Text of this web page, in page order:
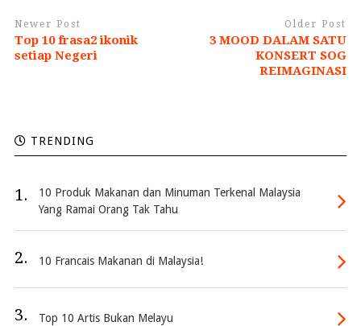
Newer Post
Top 10 frasa2 ikonik
setiap Negeri
Older Post
3 MOOD DALAM SATU
KONSERT SOG
REIMAGINASI
TRENDING
1.
10 Produk Makanan dan Minuman Terkenal Malaysia
Yang Ramai Orang Tak Tahu
2. 10 Francais Makanan di Malaysia!
3. Top 10 Artis Bukan Melayu